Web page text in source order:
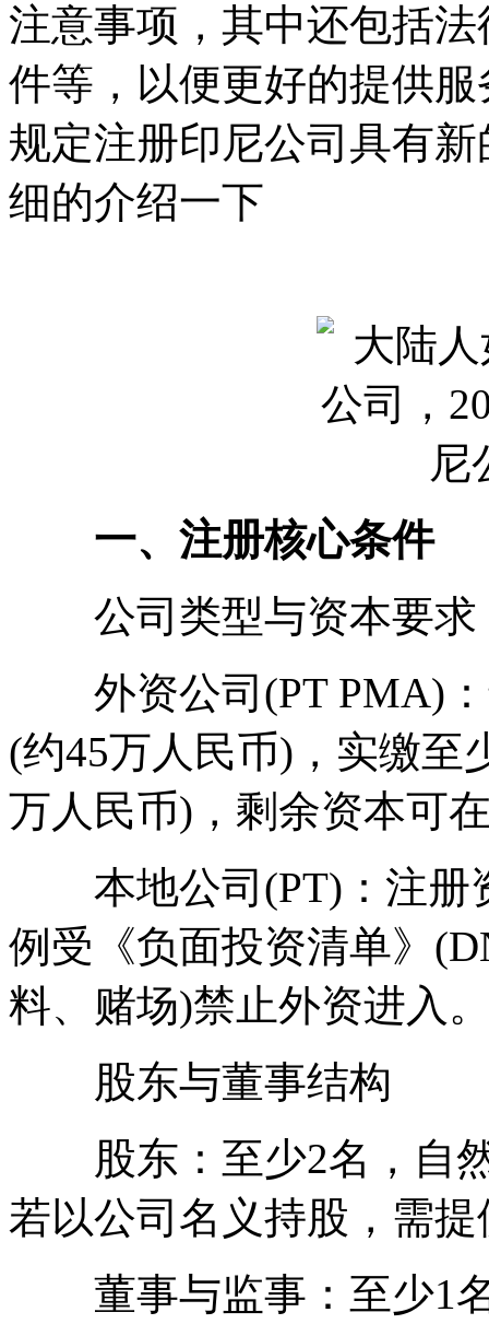
注意事项，其中还包括
件等，以便更好的提供
规定注册印尼公司具有
细的介绍一下
一、注册核心条件
公司类型与资本要求
外资公司(PT PMA)：
(约45万人民币)，实缴至
万人民币)，剩余资本可
本地公司(PT)：注册
例受《负面投资清单》
料、赌场)禁止外资进入
股东与董事结构
股东：至少2名，自然
若以公司名义持股，需
董事与监事：至少1名